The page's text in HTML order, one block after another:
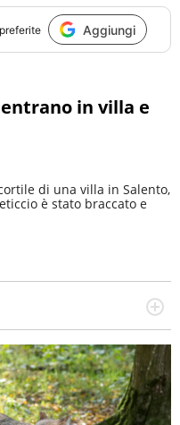
Aggiungi
in villa e
di una villa in Salento,
è stato braccato e
dieci anni si occupa di
di sport, attualità,
videogame.